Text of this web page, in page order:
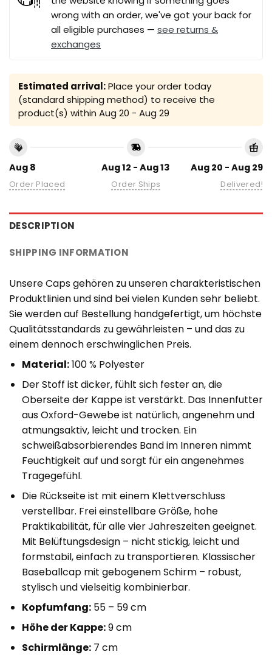
wrong with an order, we've got your back for
all eligible purchases — see returns &
exchanges
Estimated arrival:Place your order today
(standard shipping method) to receive the
product(s) within Aug 20 - Aug 29
Aug 8
Order Placed
Aug 12 - Aug 13
Order Ships
Aug 20 - Aug 29
Delivered!
DESCRIPTION
SHIPPING INFORMATION
Unsere Caps gehören zu unseren charakteristischen
Produktlinien und sind bei vielen Kunden sehr beliebt.
Sie werden auf Bestellung handgefertigt, um höchste
Qualitätsstandards zu gewährleisten – und das zu
einem dennoch erschwinglichen Preis.
Material:100 % Polyester
Der Stoff ist dicker, fühlt sich fester an, die
Oberseite der Kappe ist verstärkt. Das Innenfutter
aus Oxford-Gewebe ist natürlich, angenehm und
atmungsaktiv, leicht und trocken. Ein
schweißabsorbierendes Band im Inneren nimmt
Feuchtigkeit auf und sorgt für ein angenehmes
Tragegefühl.
Die Rückseite ist mit einem Klettverschluss
verstellbar. Frei einstellbare Größe, hohe
Praktikabilität, für alle vier Jahreszeiten geeignet.
Mit Belüftungsdesign – nicht stickig, leicht und
formstabil, einfach zu transportieren. Klassischer
Baseballcap mit gebogenem Schirm – robust,
stylisch und vielseitig kombinierbar.
Kopfumfang:55 – 59 cm
Höhe der Kappe:9 cm
Schirmlänge:7 cm